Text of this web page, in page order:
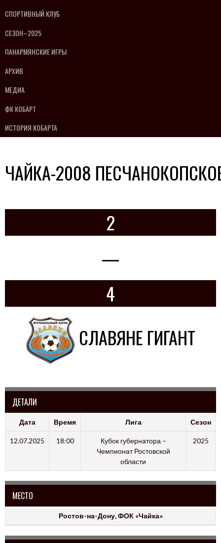
СПОРТИВНЫЙ КЛУБ
СЕЗОН–2025
ПАНАРМЯНСКИЕ ИГРЫ
АРХИВ
МЕДИА
ФК КОБАРТ
ИСТОРИЯ КОБАРТА
ЧАЙКА-2008
2
—
4
СЛАВЯНЕ ГИГАНТ
ДЕТАЛИ
Дата Время Лига Сезон
12.07.2025 18:00
Кубок губернатора –
Чемпионат Ростовской
области
2025
МЕСТО
Ростов-на-Дону, ФОК «Чайка»